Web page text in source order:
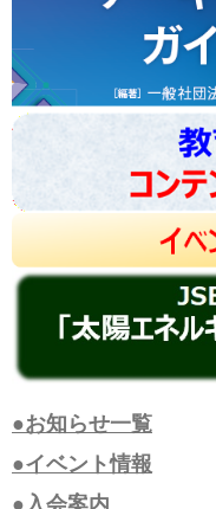
●お知らせ一覧
●イベント情報
●入会案内